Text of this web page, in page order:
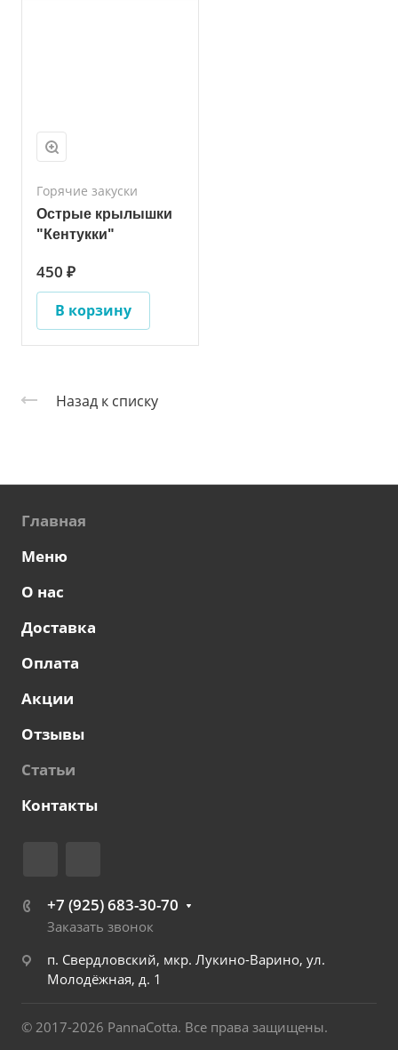
Горячие закуски
Острые крылышки
"Кентукки"
450 ₽
В корзину
Назад к списку
Главная
Меню
О нас
Доставка
Оплата
Акции
Отзывы
Статьи
Контакты
+7 (925) 683-30-70
Заказать звонок
п. Свердловский, мкр. Лукино-Варино, ул.
Молодёжная, д. 1
© 2017-2026 PannaCotta. Все права защищены.